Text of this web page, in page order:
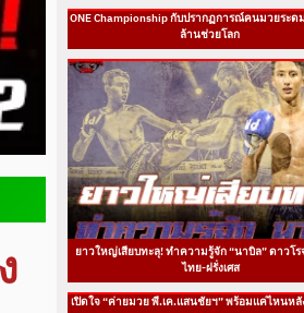
ONE Championship กับปรากฏการณ์คนมวยระ
ล้านช่วยโลก
ยาวใหญ่เสียบทะลุ! ทำความรู้จัก “นาบิล” ดาวโ
ไทย-ฝรั่งเศส
เปิดใจ “ค่ายมวย พี.เค.แสนชัยฯ” พร้อมแค่ไหนห